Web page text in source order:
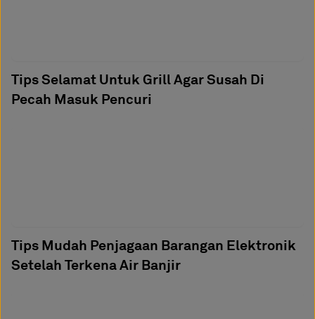
Tips Selamat Untuk Grill Agar Susah Di
Pecah Masuk Pencuri
Tips Mudah Penjagaan Barangan Elektronik
Setelah Terkena Air Banjir